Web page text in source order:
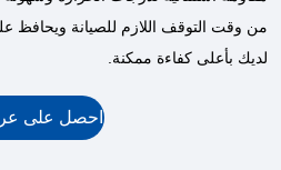
من وقت التوقف اللازم للصيانة ويحافظ
لديك بأعلى كفاءة ممكنة.
احصل على